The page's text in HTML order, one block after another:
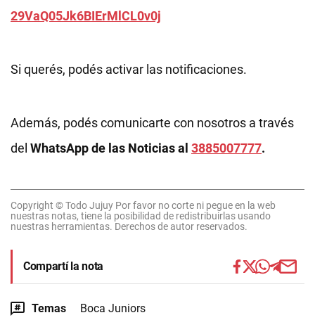
29VaQ05Jk6BIErMlCL0v0j
Si querés, podés activar las notificaciones.
Además, podés comunicarte con nosotros a través
del WhatsApp de las Noticias al 3885007777.
Copyright © Todo Jujuy Por favor no corte ni pegue en la web
nuestras notas, tiene la posibilidad de redistribuirlas usando
nuestras herramientas. Derechos de autor reservados.
Compartí la nota
Temas Boca Juniors